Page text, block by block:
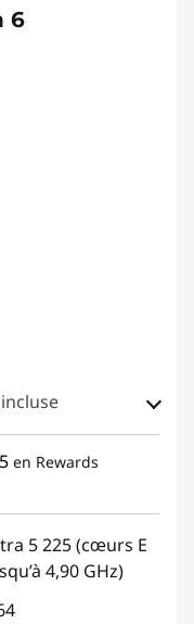
6
incluse
164.85
en Rewards
5 225 (cœurs E
4,90 GHz)